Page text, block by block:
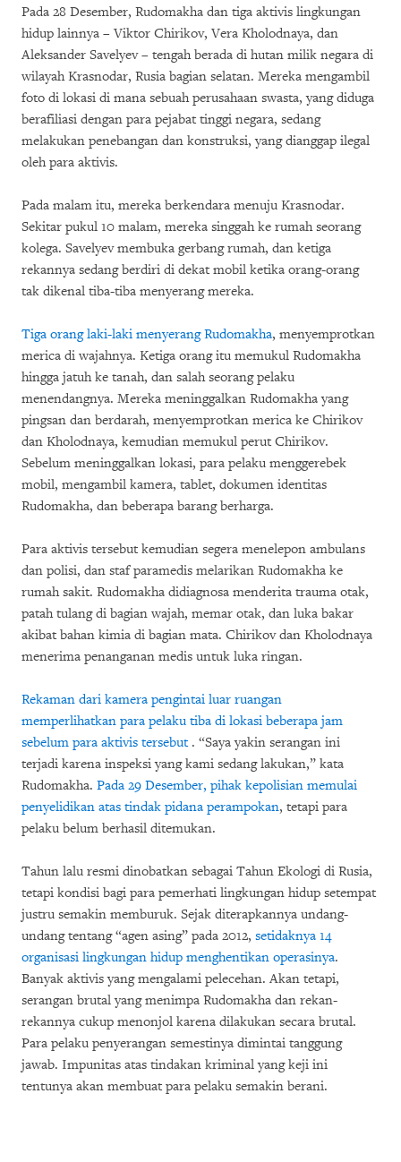
Pada 28 Desember, Rudomakha dan tiga aktivis lingkungan
hidup lainnya – Viktor Chirikov, Vera Kholodnaya, dan
Aleksander Savelyev – tengah berada di hutan milik negara di
wilayah Krasnodar, Rusia bagian selatan. Mereka mengambil
foto di lokasi di mana sebuah perusahaan swasta, yang diduga
berafiliasi dengan para pejabat tinggi negara, sedang
melakukan penebangan dan konstruksi, yang dianggap ilegal
oleh para aktivis.
Pada malam itu, mereka berkendara menuju Krasnodar.
Sekitar pukul 10 malam, mereka singgah ke rumah seorang
kolega. Savelyev membuka gerbang rumah, dan ketiga
rekannya sedang berdiri di dekat mobil ketika orang-orang
tak dikenal tiba-tiba menyerang mereka.
Tiga orang laki-laki menyerang Rudomakha, menyemprotkan
merica di wajahnya. Ketiga orang itu memukul Rudomakha
hingga jatuh ke tanah, dan salah seorang pelaku
menendangnya. Mereka meninggalkan Rudomakha yang
pingsan dan berdarah, menyemprotkan merica ke Chirikov
dan Kholodnaya, kemudian memukul perut Chirikov.
Sebelum meninggalkan lokasi, para pelaku menggerebek
mobil, mengambil kamera, tablet, dokumen identitas
Rudomakha, dan beberapa barang berharga.
Para aktivis tersebut kemudian segera menelepon ambulans
dan polisi, dan staf paramedis melarikan Rudomakha ke
rumah sakit. Rudomakha didiagnosa menderita trauma otak,
patah tulang di bagian wajah, memar otak, dan luka bakar
akibat bahan kimia di bagian mata. Chirikov dan Kholodnaya
menerima penanganan medis untuk luka ringan.
Rekaman dari kamera pengintai luar ruangan
memperlihatkan para pelaku tiba di lokasi beberapa jam
sebelum para aktivis tersebut . “Saya yakin serangan ini
terjadi karena inspeksi yang kami sedang lakukan,” kata
Rudomakha. Pada 29 Desember, pihak kepolisian memulai
penyelidikan atas tindak pidana perampokan, tetapi para
pelaku belum berhasil ditemukan.
Tahun lalu resmi dinobatkan sebagai Tahun Ekologi di Rusia,
tetapi kondisi bagi para pemerhati lingkungan hidup setempat
justru semakin memburuk. Sejak diterapkannya undang-
undang tentang “agen asing” pada 2012, setidaknya 14
organisasi lingkungan hidup menghentikan operasinya.
Banyak aktivis yang mengalami pelecehan. Akan tetapi,
serangan brutal yang menimpa Rudomakha dan rekan-
rekannya cukup menonjol karena dilakukan secara brutal.
Para pelaku penyerangan semestinya dimintai tanggung
jawab. Impunitas atas tindakan kriminal yang keji ini
tentunya akan membuat para pelaku semakin berani.